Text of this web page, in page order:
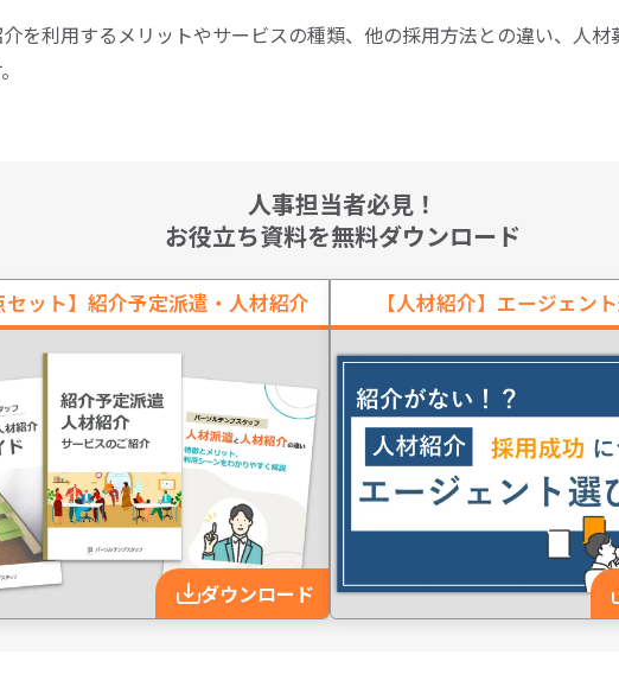
を利用するメリットやサービスの種類、他の採用方法との違い、人
人事担当者必見！
お役立ち資料を無料ダウンロード
セット】紹介予定派遣・人材紹介
ダウンロード
【人材紹介】エージェン